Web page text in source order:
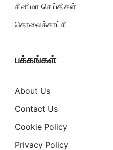
சினிமா செய்திகள்
தொலைக்காட்சி
பக்கங்கள்
About Us
Contact Us
Cookie Policy
Privacy Policy